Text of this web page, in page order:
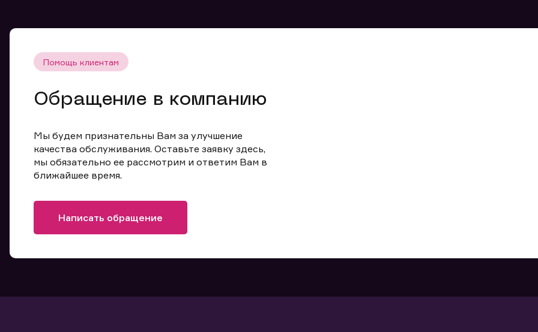
Помощь клиентам
Обращение в компанию
Мы будем признательны Вам за улучшение
качества обслуживания. Оставьте заявку здесь,
мы обязательно ее рассмотрим и ответим Вам в
ближайшее время.
Написать обращение